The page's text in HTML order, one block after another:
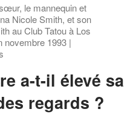
le mannequin et
Nicole Smith, et son
au Club Tatou à Los
novembre 1993 |
regards ?